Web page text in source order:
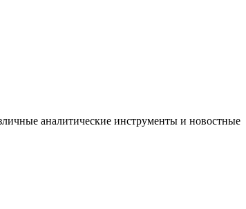
аналитические инструменты и новостные